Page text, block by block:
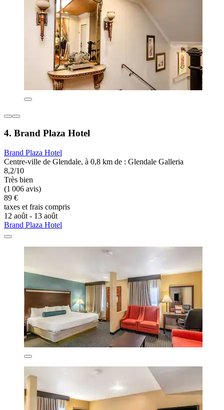
4. Brand Plaza Hotel
Brand Plaza Hotel
Centre-ville de Glendale, à 0,8 km de : Glendale Galleria
8,2/10
Très bien
(1 006 avis)
89 €
taxes et frais compris
12 août - 13 août
Brand Plaza Hotel